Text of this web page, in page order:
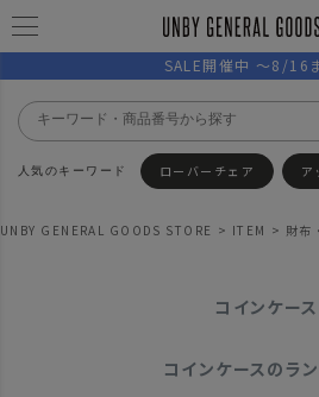
SALE開催中 ～8/16
ローバーチェア ア
UNBY GENERAL GOODS STORE ITEM 財布
コインケース
コインケースのラ